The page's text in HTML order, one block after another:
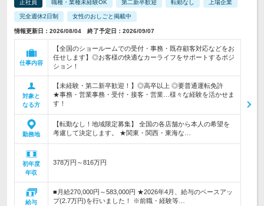
正社員 職種・業種未経験OK 第二新卒歓迎 転勤なし 上場企業
完全週休2日制 女性のおしごと掲載中
情報更新日：2026/08/04 終了予定日：2026/09/07
仕事内容
【全国のショールームでの受付・事務・既存顧客対応などをお
任せします】◎お客様の快適なカーライフをサポートするポジ
ション！
対象と
なる方
【未経験・第二新卒歓迎！】◎高卒以上 ◎要普通運転免許
★事務・営業事務・受付・接客・営業…様々な経験を活かせま
す！
勤務地
【転勤なし！地域限定募集】 全国の各店舗から本人の希望を
考慮して決定します。 ★関東・関西・東海な…
初年度
年収
378万円～816万円
給与
■月給270,000円～583,000円 ★2026年4月、給与のベースアッ
プ(2.7万円)を行いました！ ※前職・経験等…